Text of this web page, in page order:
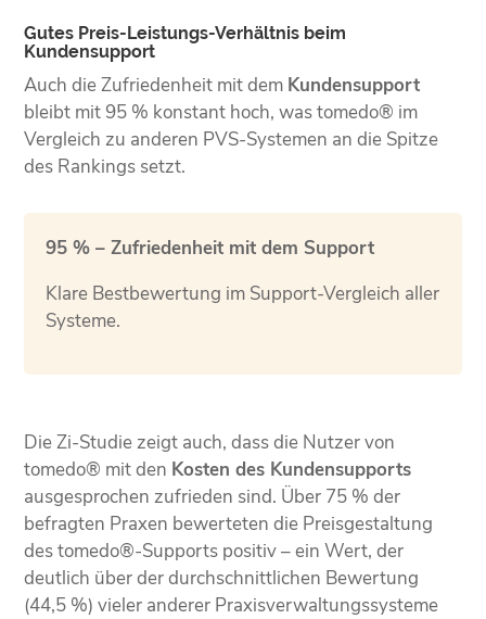
Gutes Preis-Leistungs-Verhältnis beim
Kundensupport
Auch die Zufriedenheit mit dem Kundensupport
bleibt mit 95 % konstant hoch, was tomedo® im
Vergleich zu anderen PVS-Systemen an die Spitze
des Rankings setzt.
95 % – Zufriedenheit mit dem Support
Klare Bestbewertung im Support-Vergleich aller
Systeme.
Die Zi-Studie zeigt auch, dass die Nutzer von
tomedo® mit den Kosten des Kundensupports
ausgesprochen zufrieden sind. Über 75 % der
befragten Praxen bewerteten die Preisgestaltung
des tomedo®-Supports positiv – ein Wert, der
deutlich über der durchschnittlichen Bewertung
(44,5 %) vieler anderer Praxisverwaltungssysteme